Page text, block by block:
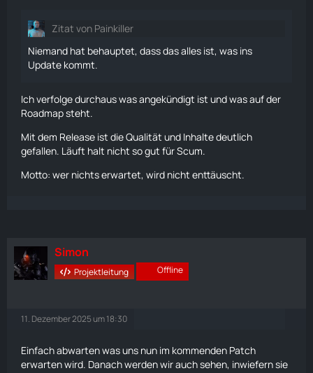
Zitat von Painkiller
Niemand hat behauptet, dass das alles ist, was ins
Update kommt.
Ich verfolge durchaus was angekündigt ist und was auf der
Roadmap steht.
Mit dem Release ist die Qualität und Inhalte deutlich
gefallen. Läuft halt nicht so gut für Scum.
Motto: wer nichts erwartet, wird nicht enttäuscht.
Simon
Projektleitung Offline
11. Dezember 2025 um 18:30
Einfach abwarten was uns nun im kommenden Patch
erwarten wird. Danach werden wir auch sehen, inwiefern sie